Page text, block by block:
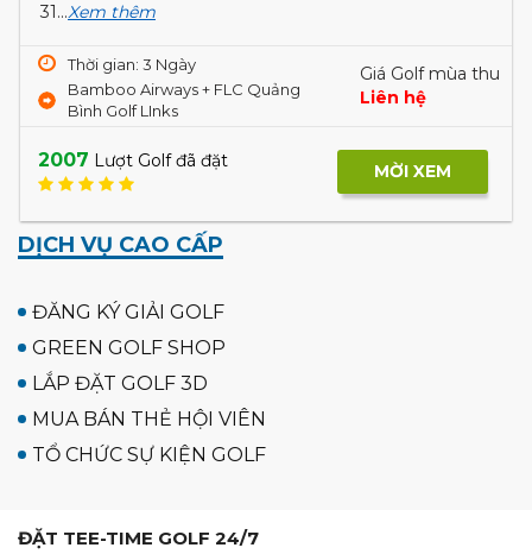
31...Xem thêm
Thời gian: 3 Ngày
Bamboo Airways + FLC Quảng
Bình Golf LInks
Giá Golf mùa thu
Liên hệ
2007 Lượt Golf đã đặt MỜI XEM
DỊCH VỤ CAO CẤP
ĐĂNG KÝ GIẢI GOLF
GREEN GOLF SHOP
LẮP ĐẶT GOLF 3D
MUA BÁN THẺ HỘI VIÊN
TỔ CHỨC SỰ KIỆN GOLF
ĐẶT TEE-TIME GOLF 24/7